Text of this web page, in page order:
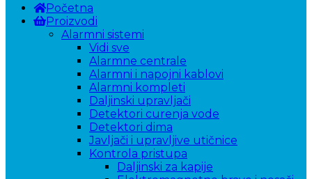
Početna
Proizvodi
Alarmni sistemi
Vidi sve
Alarmne centrale
Alarmni i napojni kablovi
Alarmni kompleti
Daljinski upravljači
Detektori curenja vode
Detektori dima
Javljači i upravljive utičnice
Kontrola pristupa
Daljinski za kapije